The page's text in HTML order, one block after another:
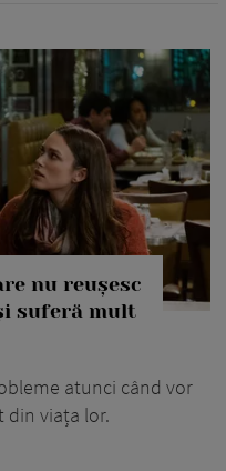
nu reușesc
suferă mult
atunci când vor
din viața lor.